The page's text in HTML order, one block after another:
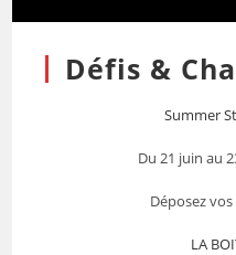
Défis &
Summer
Du 21 juin au
Déposez
LA